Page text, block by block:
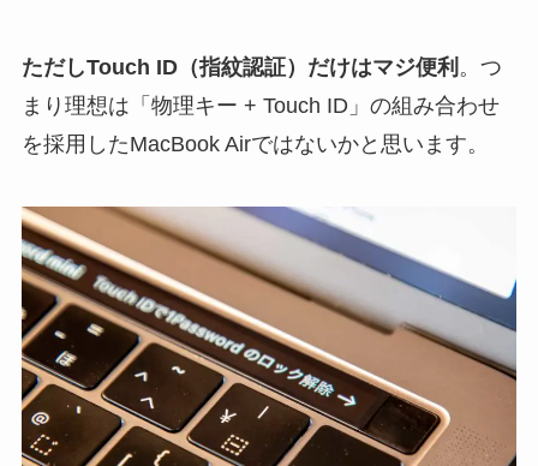
ただしTouch ID（指紋認証）だけはマジ便利 。つ
まり理想は「物理キー + Touch ID」の組み合わせ
を採用したMacBook Airではないかと思います。